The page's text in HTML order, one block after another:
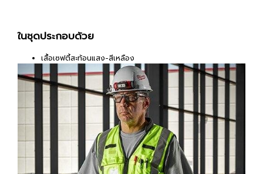
ในชุดประกอบด้วย
เสื้อเซฟตี้สะท้อนแสง-สีเหลือง